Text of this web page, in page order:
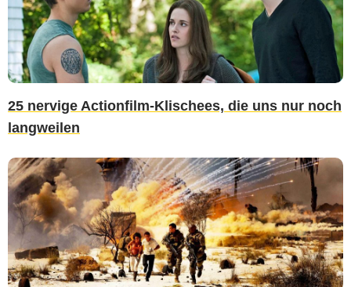
25 nervige Actionfilm-Klischees, die uns nur noch
langweilen